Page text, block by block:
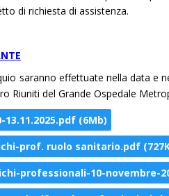
di richiesta di assistenza.
saranno effettuate nella data e
Riuniti del Grande Ospedale
13.11.2025.pdf (6Mb)
prof. ruolo sanitario.pdf
professionali-10-novembre-